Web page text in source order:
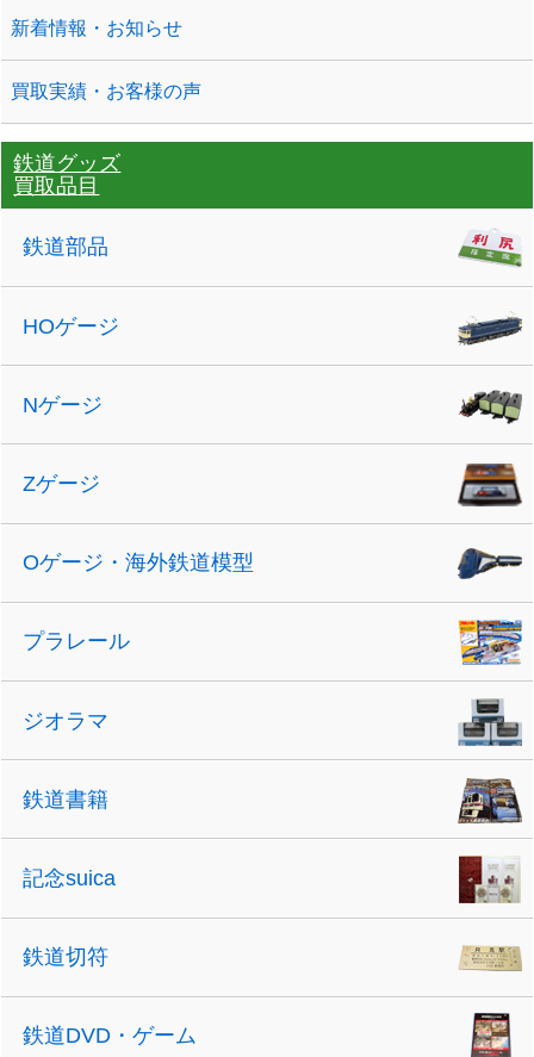
新着情報・お知らせ
買取実績・お客様の声
鉄道グッズ
買取品目
鉄道部品
HOゲージ
Nゲージ
Zゲージ
Oゲージ・海外鉄道模型
プラレール
ジオラマ
鉄道書籍
記念suica
鉄道切符
鉄道DVD・ゲーム